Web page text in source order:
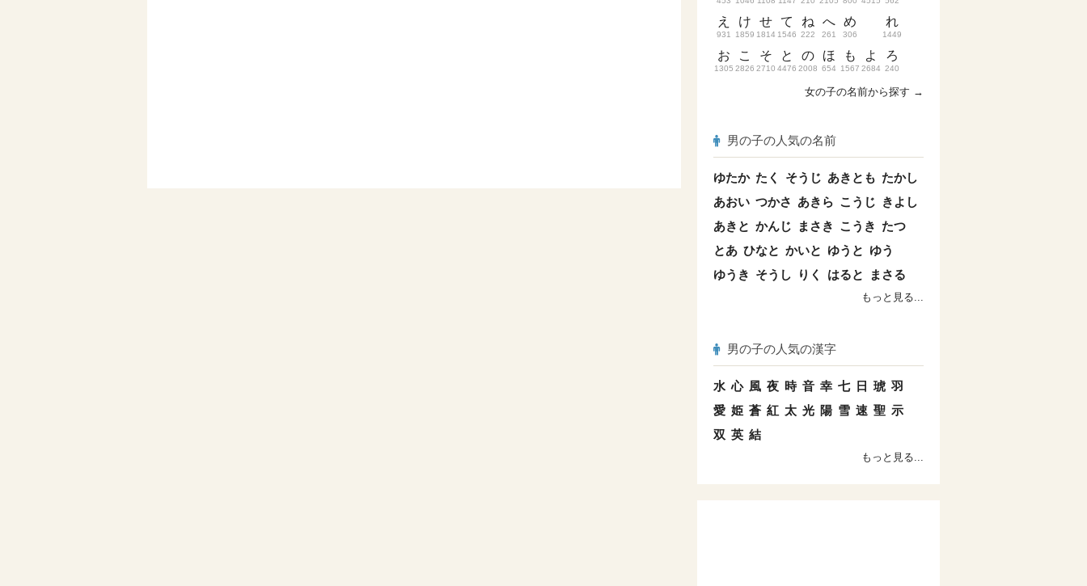
え
931
お
1305
け
1859
こ
2826
せ
1814
そ
2710
て
1546
と
4476
ね
222
の
2008
へ
261
ほ
654
め
306
も
1567
よ
2684
れ
1449
ろ
240
女の子の名前から探す →
男の子の人気の名前
ゆたか たく そうじ あきとも たかし
あおい つかさ あきら こうじ きよし
あきと かんじ まさき こうき たつ
とあ ひなと かいと ゆうと ゆう
ゆうき そうし りく はると まさる
もっと見る...
男の子の人気の漢字
水 心 風 夜 時 音 幸 七 日 琥 羽
愛 姫 蒼 紅 太 光 陽 雪 速 聖 示
双 英 結
もっと見る...